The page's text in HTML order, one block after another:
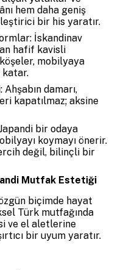
hem daha geniş
bir his yaratır.
İskandinav
hafif kavisli
mobilyaya
damarı,
kapatılmaz; aksine
bir odaya
koymayı önerir.
değil, bilinçli bir
Mutfak Estetiği
biçimde hayat
Türk mutfağında
ve el aletlerine
bir uyum yaratır.